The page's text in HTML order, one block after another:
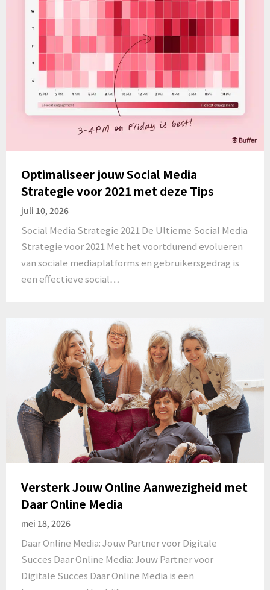
Optimaliseer jouw Social Media
Strategie voor 2021 met deze Tips
juli 10, 2026
Social Media Strategie 2021 De Ultieme Social Media
Strategie voor 2021 Met het voortdurend evolueren
van sociale mediaplatforms en gebruikersgedrag is
een effectieve social…
Versterk Jouw Online Aanwezigheid met
Daar Online Media
mei 18, 2026
Daar Online Media: Jouw Partner voor Digitale
Succes Daar Online Media: Jouw Partner voor
Digitale Succes Daar Online Media is een